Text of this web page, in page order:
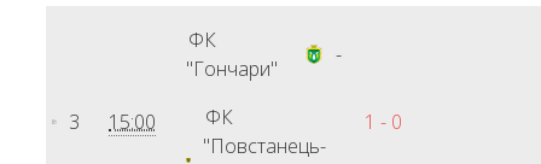
3 15:00
ФК
"Гончари"
-
ФК
"Повстанець-
1 - 0